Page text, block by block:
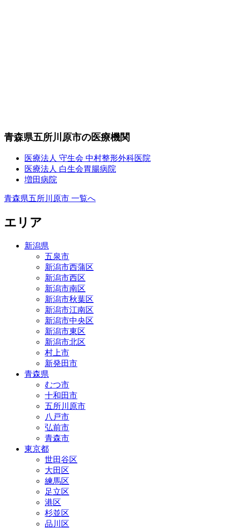
青森県五所川原市の医療機関
医療法人 守生会 中村整形外科医院
医療法人 白生会胃腸病院
増田病院
青森県五所川原市 一覧へ
エリア
新潟県
五泉市
新潟市西蒲区
新潟市西区
新潟市南区
新潟市秋葉区
新潟市江南区
新潟市中央区
新潟市東区
新潟市北区
村上市
新発田市
青森県
むつ市
十和田市
五所川原市
八戸市
弘前市
青森市
東京都
世田谷区
大田区
練馬区
足立区
港区
杉並区
品川区